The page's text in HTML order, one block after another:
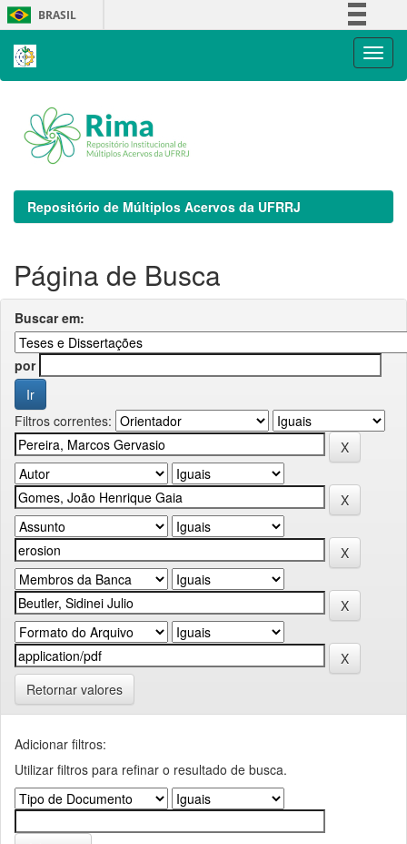
Skip
navigation
BRASIL
Repositório de Múltiplos Acervos da UFRRJ
Página de Busca
Buscar em:
por
Filtros correntes:
Retornar valores
Adicionar filtros:
Utilizar filtros para refinar o resultado de busca.